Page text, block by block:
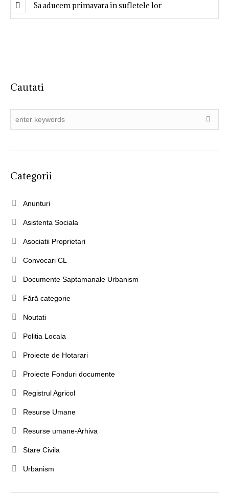
Sa aducem primavara in sufletele lor
Cautati
Categorii
Anunturi
Asistenta Sociala
Asociatii Proprietari
Convocari CL
Documente Saptamanale Urbanism
Fără categorie
Noutati
Politia Locala
Proiecte de Hotarari
Proiecte Fonduri documente
Registrul Agricol
Resurse Umane
Resurse umane-Arhiva
Stare Civila
Urbanism